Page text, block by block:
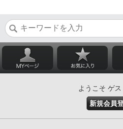
ようこそ ゲ
新規会員